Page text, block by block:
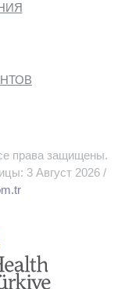
права защищены.
3 Август 2026 /